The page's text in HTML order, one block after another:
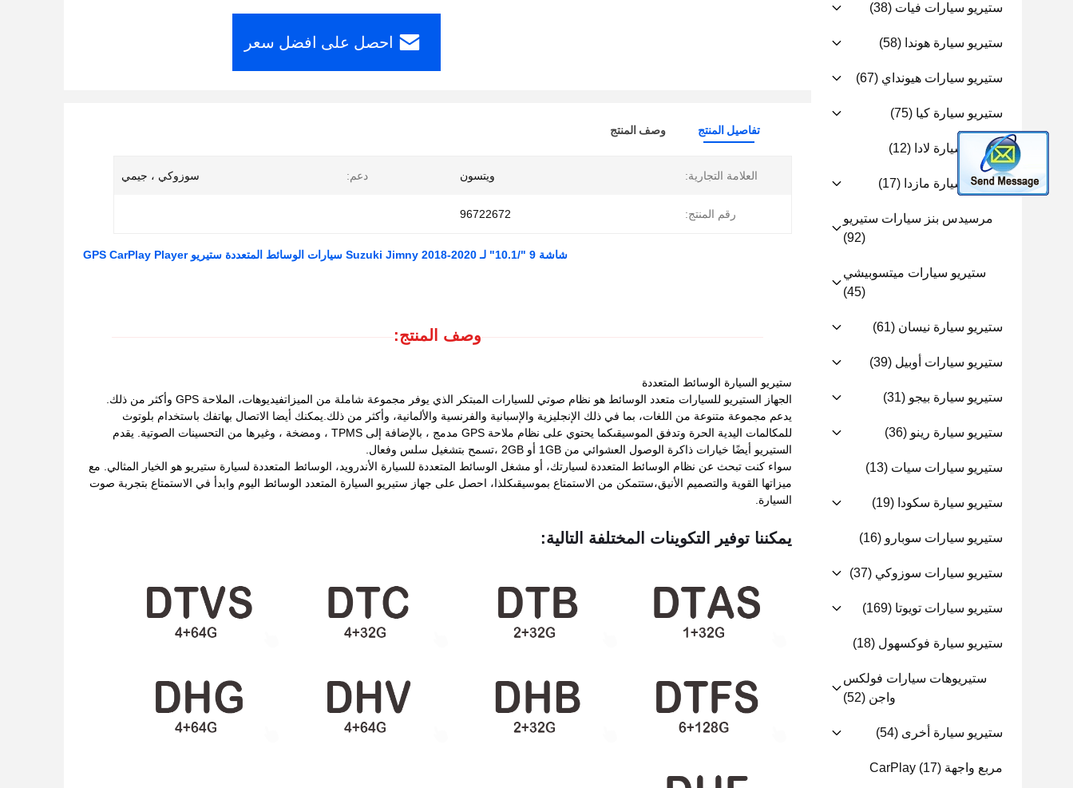
ستيريو سيارات فيات (38)
ستيريو سيارة هوندا (58)
ستيريو سيارات هيونداي (67)
ستيريو سيارة كيا (75)
ستيريو سيارة لادا (12)
ستيريو سيارة مازدا (17)
مرسيدس بنز سيارات ستيريو
(92)
ستيريو سيارات ميتسوبيشي
(45)
ستيريو سيارة نيسان (61)
ستيريو سيارات أوبيل (39)
ستيريو سيارة بيجو (31)
ستيريو سيارة رينو (36)
ستيريو سيارات سيات (13)
ستيريو سيارة سكودا (19)
ستيريو سيارات سوبارو (16)
ستيريو سيارات سوزوكي (37)
ستيريو سيارات تويوتا (169)
ستيريو سيارة فوكسهول (18)
ستيريوهات سيارات فولكس
واجن (52)
ستيريو سيارة أخرى (54)
مربع واجهة CarPlay (17)
احصل على افضل سعر
تفاصيل المنتج وصف المنتج
العلامة التجارية: ويتسون دعم: سوزوكي ، جيمي
رقم المنتج: 96722672
شاشة 9 "/10.1" لـ Suzuki Jimny 2018-2020 سيارات الوسائط المتعددة ستيريو GPS CarPlay Player
وصف المنتج:
ستيريو السيارة الوسائط المتعددة
الجهاز الستيريو للسيارات متعدد الوسائط هو نظام صوتي للسيارات المبتكر الذي يوفر مجموعة شاملة من الميزاتفيديوهات، الملاحة GPS وأكثر من ذلك.
يدعم مجموعة متنوعة من اللغات، بما في ذلك الإنجليزية والإسبانية والفرنسية والألمانية، وأكثر من ذلك.يمكنك أيضا الاتصال بهاتفك باستخدام بلوتوث
للمكالمات اليدية الحرة وتدفق الموسيقىكما يحتوي على نظام ملاحة GPS مدمج ، بالإضافة إلى TPMS ، ومضخة ، وغيرها من التحسينات الصوتية. يقدم
الستيريو أيضًا خيارات ذاكرة الوصول العشوائي من 1GB أو 2GB ،تسمح بتشغيل سلس وفعال.
سواء كنت تبحث عن نظام الوسائط المتعددة لسيارتك، أو مشغل الوسائط المتعددة للسيارة الأندرويد، الوسائط المتعددة لسيارة ستيريو هو الخيار المثالي. مع
ميزاتها القوية والتصميم الأنيق،ستتمكن من الاستمتاع بموسيقىكلذا، احصل على جهاز ستيريو السيارة المتعدد الوسائط اليوم وابدأ في الاستمتاع بتجربة صوت
السيارة.
يمكننا توفير التكوينات المختلفة التالية: